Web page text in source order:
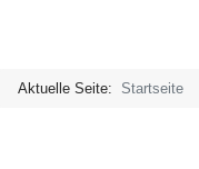
Aktuelle Seite: Startseite